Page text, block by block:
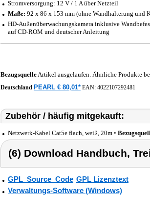
Stromversorgung: 12 V / 1 A über Netzteil
Maße: 92 x 86 x 153 mm (ohne Wandhalterung und
HD-Außenüberwachungskamera inklusive
auf CD-ROM und deutscher Anleitung
BezugsquelleArtikel ausgelaufen. Ähnliche Produkte
Deutschland PEARL € 80,01* EAN: 4022107292481
Zubehör / häufig mitgekauft:
Netzwerk-Kabel Cat5e flach, weiß, 20m •
(6) Download Handbuch,
GPL_Source_Code GPL Lizenztext
Verwaltungs-Software (Windows)